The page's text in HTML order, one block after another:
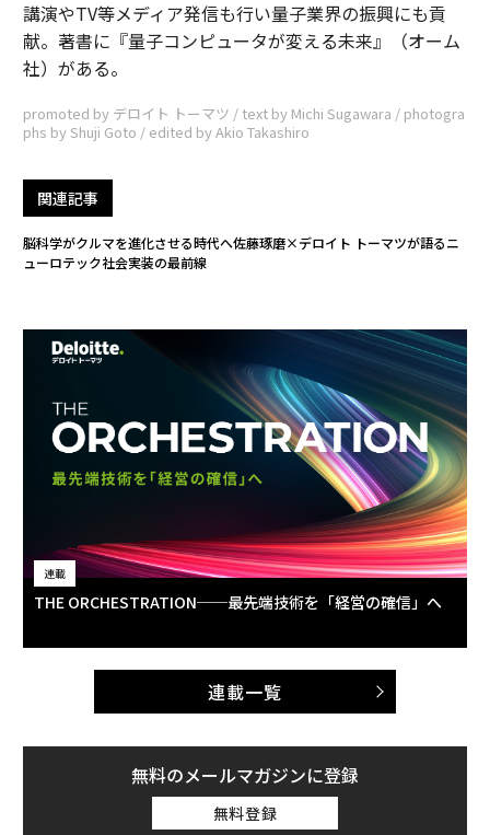
講演やTV等メディア発信も行い量子業界の振興にも貢
献。著書に『量子コンピュータが変える未来』（オーム
社）がある。
promoted by デロイト トーマツ / text by Michi Sugawara / photogra
phs by Shuji Goto / edited by Akio Takashiro
関連記事
脳科学がクルマを進化させる時代へ――佐藤琢磨×デロイト トーマツが語るニ
ューロテック社会実装の最前線
連載
THE ORCHESTRATION──最先端技術を「経営の確信」へ
連載一覧
無料のメールマガジンに登録
無料登録